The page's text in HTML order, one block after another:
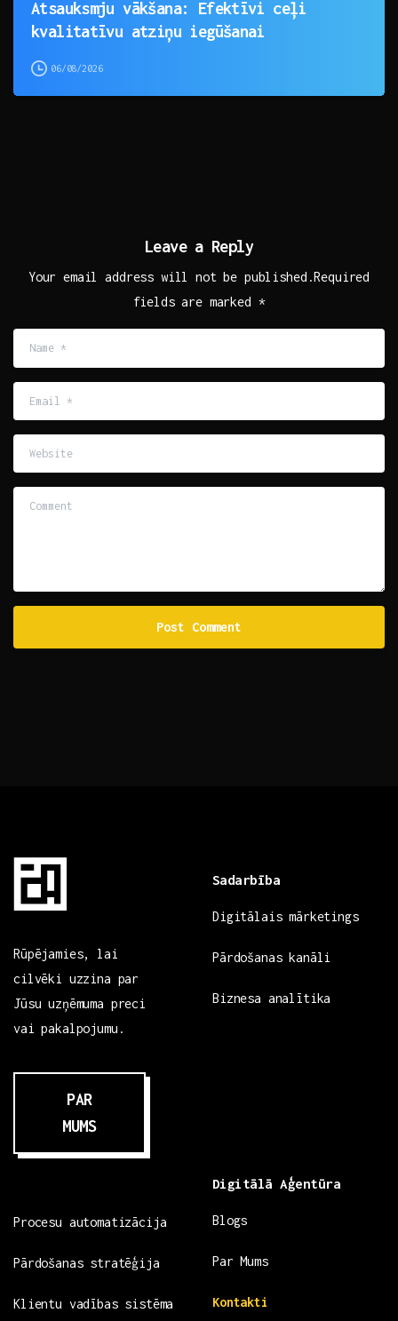
Atsauksmju vākšana: Efektīvi ceļi
kvalitatīvu atziņu iegūšanai
06/08/2026
Leave a Reply
Your email address will not be published.Required
fields are marked *
*
Website
Rūpējamies, lai
cilvēki uzzina par
Jūsu uzņēmuma preci
vai pakalpojumu.
PAR
MUMS
Sadarbība
Digitālais mārketings
Pārdošanas kanāli
Biznesa analītika
Procesu automatizācija
Pārdošanas stratēģija
Klientu vadības sistēma
Digitālā Aģentūra
Blogs
Par Mums
Kontakti